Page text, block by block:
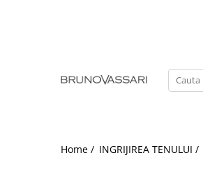
Kianty - Anti-Rid
Home / INGRIJIREA TENULUI /